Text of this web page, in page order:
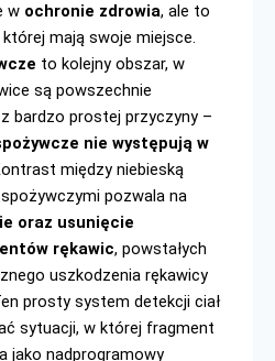
w ochronie zdrowia, ale to
to kolejny obszar, w
są powszechnie
bardzo prostej przyczyny –
nie występują w
między niebieską
oraz usunięcie
rękawic, powstałych
uszkodzenia rękawicy
prosty system detekcji ciał
sytuacji, w której fragment
jako nadprogramowy